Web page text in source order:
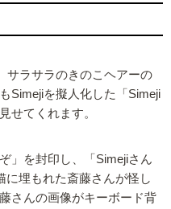
サラサラのきのこヘアーの
Simejiを擬人化した「Simeji
せてくれます。
」を封印し、「Simejiさん
に埋もれた斎藤さんが怪し
さんの画像がキーボード背